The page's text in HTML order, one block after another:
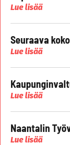
Lue lisää
Seuraava
Lue lisää
Lue lisää
Naantalin
Lue lisää